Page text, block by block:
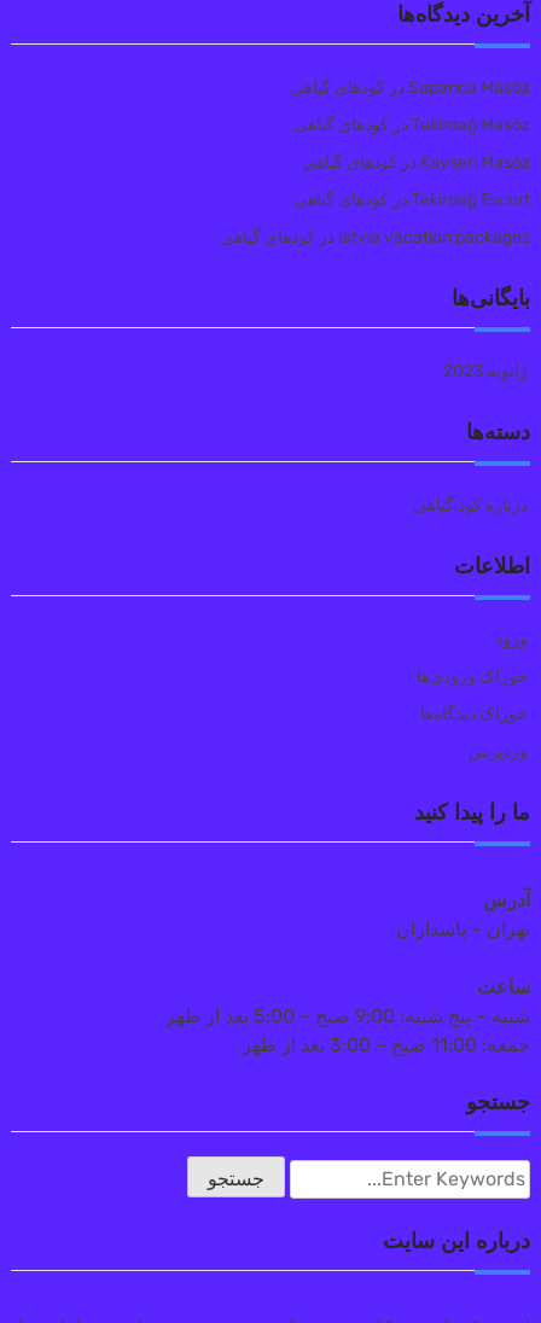
آخرین دیدگاه‌ها
Sapanca Masözدر کودهای گیاهی
Tekirdağ Masözدر کودهای گیاهی
Kayseri Masöz در کودهای گیاهی
Tekirdağ Escortدر کودهای گیاهی
latvia vacation packages در کودهای گیاهی
بایگانی‌ها
ژانویه 2023
دسته‌ها
درباره کود گیاهی
اطلاعات
ورود
خوراک ورودی‌ها
خوراک دیدگاه‌ها
وردپرس
ما را پیدا کنید
آدرس
تهران – پاسداران
ساعت
شنبه – پنج شنبه: 9:00 صبح – 5:00 بعد از ظهر
جمعه: 11:00 صبح – 3:00 بعد از ظهر
جستجو
درباره این سایت